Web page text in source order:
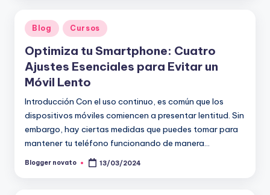
Publicado
en
Blog Cursos
Optimiza tu Smartphone: Cuatro
Ajustes Esenciales para Evitar un
Móvil Lento
Introducción Con el uso continuo, es común que los
dispositivos móviles comiencen a presentar lentitud. Sin
embargo, hay ciertas medidas que puedes tomar para
mantener tu teléfono funcionando de manera…
Publicado
Blogger novato 13/03/2024